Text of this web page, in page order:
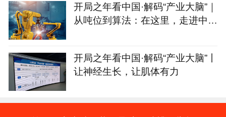
开局之年看中国·解码“产业大脑”｜
从吨位到算法：在这里，走进中国
开局之年看中国·解码“产业大脑”丨
让神经生长，让肌体有力